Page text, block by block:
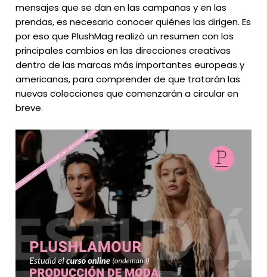
mensajes que se dan en las campañas y en las
prendas, es necesario conocer quiénes las dirigen. Es
por eso que PlushMag realizó un resumen con los
principales cambios en las direcciones creativas
dentro de las marcas más importantes europeas y
americanas, para comprender de que tratarán las
nuevas colecciones que comenzarán a circular en
breve.